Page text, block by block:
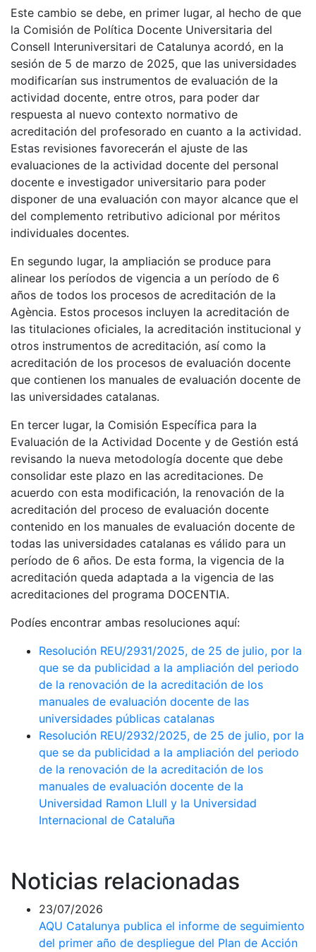
Este cambio se debe, en primer lugar, al hecho de que
la Comisión de Política Docente Universitaria del
Consell Interuniversitari de Catalunya acordó, en la
sesión de 5 de marzo de 2025, que las universidades
modificarían sus instrumentos de evaluación de la
actividad docente, entre otros, para poder dar
respuesta al nuevo contexto normativo de
acreditación del profesorado en cuanto a la actividad.
Estas revisiones favorecerán el ajuste de las
evaluaciones de la actividad docente del personal
docente e investigador universitario para poder
disponer de una evaluación con mayor alcance que el
del complemento retributivo adicional por méritos
individuales docentes.
En segundo lugar, la ampliación se produce para
alinear los períodos de vigencia a un período de 6
años de todos los procesos de acreditación de la
Agència. Estos procesos incluyen la acreditación de
las titulaciones oficiales, la acreditación institucional y
otros instrumentos de acreditación, así como la
acreditación de los procesos de evaluación docente
que contienen los manuales de evaluación docente de
las universidades catalanas.
En tercer lugar, la Comisión Específica para la
Evaluación de la Actividad Docente y de Gestión está
revisando la nueva metodología docente que debe
consolidar este plazo en las acreditaciones. De
acuerdo con esta modificación, la renovación de la
acreditación del proceso de evaluación docente
contenido en los manuales de evaluación docente de
todas las universidades catalanas es válido para un
período de 6 años. De esta forma, la vigencia de la
acreditación queda adaptada a la vigencia de las
acreditaciones del programa DOCENTIA.
Podíes encontrar ambas resoluciones aquí:
Resolución REU/2931/2025, de 25 de julio, por la
que se da publicidad a la ampliación del periodo
de la renovación de la acreditación de los
manuales de evaluación docente de las
universidades públicas catalanas
Resolución REU/2932/2025, de 25 de julio, por la
que se da publicidad a la ampliación del periodo
de la renovación de la acreditación de los
manuales de evaluación docente de la
Universidad Ramon Llull y la Universidad
Internacional de Cataluña
Noticias relacionadas
23/07/2026
AQU Catalunya publica el informe de seguimiento
del primer año de despliegue del Plan de Acción